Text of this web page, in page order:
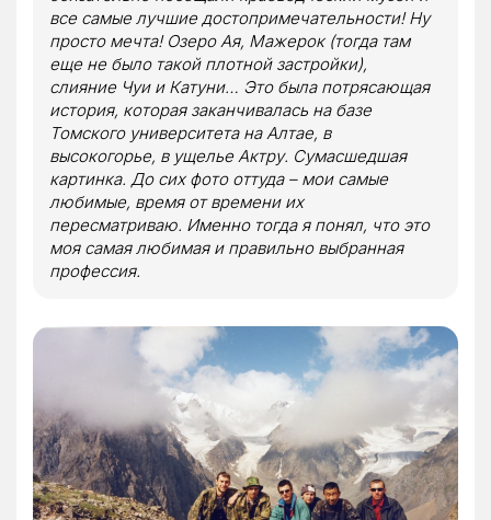
все самые лучшие достопримечательности! Ну
просто мечта! Озеро Ая, Мажерок (тогда там
еще не было такой плотной застройки),
слияние Чуи и Катуни… Это была потрясающая
история, которая заканчивалась на базе
Томского университета на Алтае, в
высокогорье, в ущелье Актру. Сумасшедшая
картинка. До сих фото оттуда – мои самые
любимые, время от времени их
пересматриваю. Именно тогда я понял, что это
моя самая любимая и правильно выбранная
профессия.